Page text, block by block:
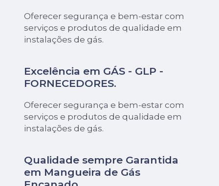
Oferecer segurança e bem-estar com
serviços e produtos de qualidade em
instalações de gás.
Excelência em GÁS - GLP -
FORNECEDORES.
Oferecer segurança e bem-estar com
serviços e produtos de qualidade em
instalações de gás.
Qualidade sempre Garantida
em Mangueira de Gás